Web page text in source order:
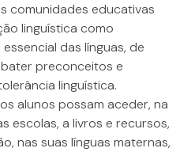
comunidades educativas
linguística como
das línguas, de
preconceitos e
linguística.
alunos possam aceder, na
escolas, a livros e recursos,
nas suas línguas maternas,